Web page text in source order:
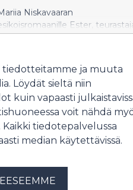
Niskavaaran
Ester,
2025) on myönnetty
kirjallisuuspalkinto. Seitsemän
valittiin yli sadan
joukosta.
tiedotteitamme ja muuta
Löydät sieltä niin
kuin vapaasti
voit nähdä
Kaikki tiedotepalvelussa
median käytettävissä.